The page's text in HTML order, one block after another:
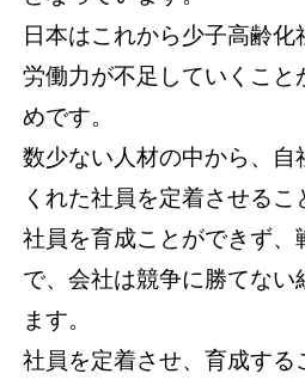
日本はこれから少子高齢化
労働力が不足していくこと
めです。
数少ない人材の中から、自
くれた社員を定着させるこ
社員を育成ことができず、
で、会社は競争に勝てない
ます。
社員を定着させ、育成する